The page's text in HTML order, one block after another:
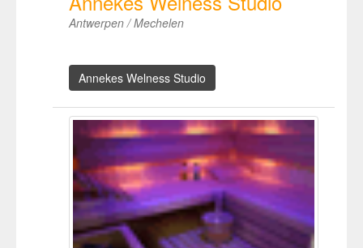
Antwerpen / Mechelen
Annekes Welness Studio